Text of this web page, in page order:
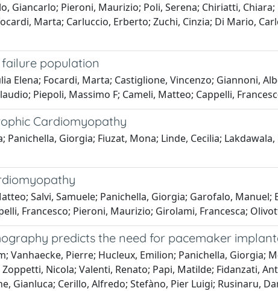
Giancarlo; Pieroni, Maurizio; Poli, Serena; Chiriatti,
Marta; Carluccio, Erberto; Zuchi, Cinzia; Di Mario,
population
Elena; Focardi, Marta; Castiglione, Vincenzo; Giannoni,
Piepoli, Massimo F; Cameli, Matteo; Cappelli,
Cardiomyopathy
Giorgia; Fiuzat, Mona; Linde, Cecilia; Lakdawala,
Salvi, Samuele; Panichella, Giorgia; Garofalo,
Francesco; Pieroni, Maurizio; Girolami, Francesca;
predicts the need for pacemaker
Vanhaecke, Pierre; Hucleux, Emilion; Panichella, Giorgia;
Nicola; Valenti, Renato; Papi, Matilde; Fidanzati,
Gianluca; Cerillo, Alfredo; Stefàno, Pier Luigi; Rusinaru,